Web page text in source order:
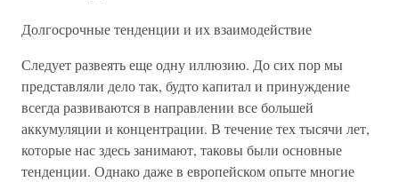
Долгосрочные тенденции и их взаимодействие
Следует развеять еще одну иллюзию. До сих пор мы
представляли дело так, будто капитал и принуждение
всегда развиваются в направлении все большей
аккумуляции и концентрации. В течение тех тысячи лет,
которые нас здесь занимают, таковы были основные
тенденции. Однако даже в европейском опыте многие